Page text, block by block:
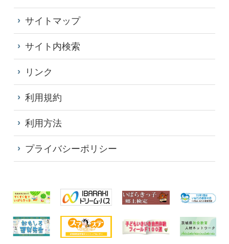
サイトマップ
サイト内検索
リンク
利用規約
利用方法
プライバシーポリシー